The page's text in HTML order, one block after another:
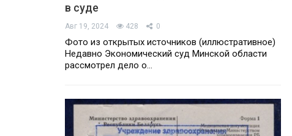
в суде
Авг 19, 2024 428 0
Фото из открытых источников (иллюстративное)
Недавно Экономический суд Минской области
рассмотрел дело о…